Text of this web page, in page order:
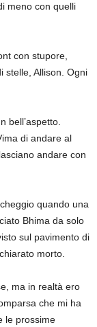
meno con quelli
con stupore,
stelle, Allison. Ogni
bell’aspetto.
di andare al
andare con
quando una
Bhima da solo
sul pavimento di
morto.
ma in realtà ero
che mi ha
le prossime